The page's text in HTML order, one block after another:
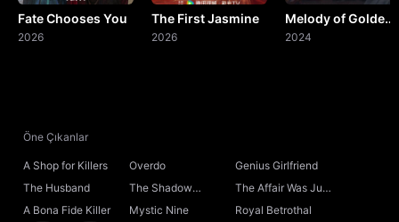
20. Bölüm
23. Bölüm
24. Bölüm
Fate Chooses You
2026
The First Jasmine
2026
Melody of Golden
Age
2024
Öne Çıkanlar
A Shop for Killers Overdo
Genius Girlfriend
The Husband
The Shadow
Sovereign
The Affair Was Just
the Beginning
A Bona Fide Killer Mystic Nine Royal Betrothal